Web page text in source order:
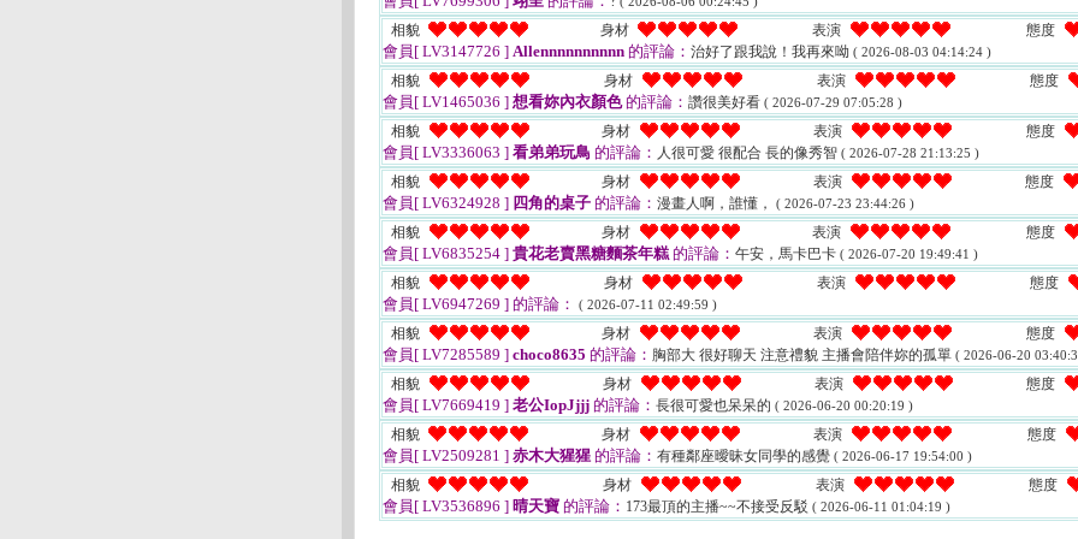
相貌 身材 表演 態度
會員[ LV3147726 ] Allennnnnnnnnn 的評論： 治好了跟我說！我再來呦 ( 2026-08-03 04:14:24 )
相貌 身材 表演 態度
會員[ LV1465036 ] 想看妳內衣顏色的評論： 讚很美好看 ( 2026-07-29 07:05:28 )
相貌 身材 表演 態度
會員[ LV3336063 ] 看弟弟玩鳥 的評論： 人很可愛 很配合 長的像秀智 ( 2026-07-28 21:13:25 )
相貌 身材 表演 態度
會員[ LV6324928 ] 四角的桌子 的評論： 漫畫人啊，誰懂， ( 2026-07-23 23:44:26 )
相貌 身材 表演 態度
會員[ LV6835254 ] 貴花老賣黑糖麵茶年糕 的評論： 午安，馬卡巴卡 ( 2026-07-20 19:49:41 )
相貌 身材 表演 態度
會員[ LV6947269 ] 的評論： ( 2026-07-11 02:49:59 )
相貌 身材 表演 態度
會員[ LV7285589 ] choco8635 的評論： 胸部大 很好聊天 注意禮貌 主播會陪伴妳的孤單 ( 2026-06-20
相貌 身材 表演 態度
會員[ LV7669419 ] 老公IopJjjj 的評論： 長很可愛也呆呆的 ( 2026-06-20 00:20:19 )
相貌 身材 表演 態度
會員[ LV2509281 ] 赤木大猩猩 的評論： 有種鄰座曖昧女同學的感覺 ( 2026-06-17 19:54:00 )
相貌 身材 表演 態度
會員[ LV3536896 ] 晴天寶 的評論： 173最頂的主播~~不接受反駁 ( 2026-06-11 01:04:19 )